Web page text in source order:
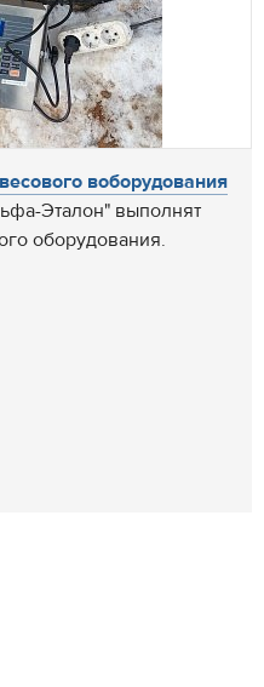
воборудования
Эталон" выполнят
оборудования.